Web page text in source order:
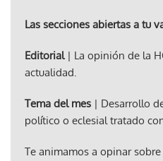
Las secciones abiertas a tu
Editorial| La opinión de la
actualidad.
Tema del mes | Desarrollo
político o eclesial tratado
Te animamos a opinar